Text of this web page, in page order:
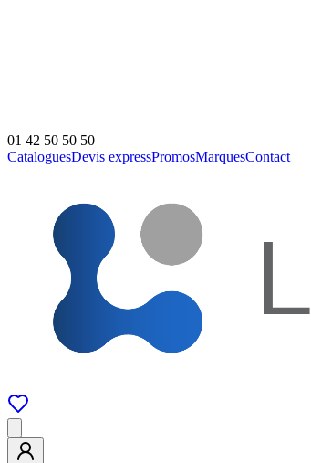
01 42 50 50 50
CataloguesDevis expressPromosMarquesContact